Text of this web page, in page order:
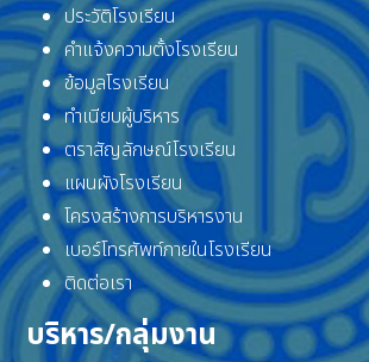
ประวัติโรงเรียน
คำแจ้งความตั้งโรงเรียน
ข้อมูลโรงเรียน
ทำเนียบผู้บริหาร
ตราสัญลักษณ์โรงเรียน
แผนผังโรงเรียน
โครงสร้างการบริหารงาน
เบอร์โทรศัพท์ภายในโรงเรียน
ติดต่อเรา
บริหาร/กลุ่มงาน